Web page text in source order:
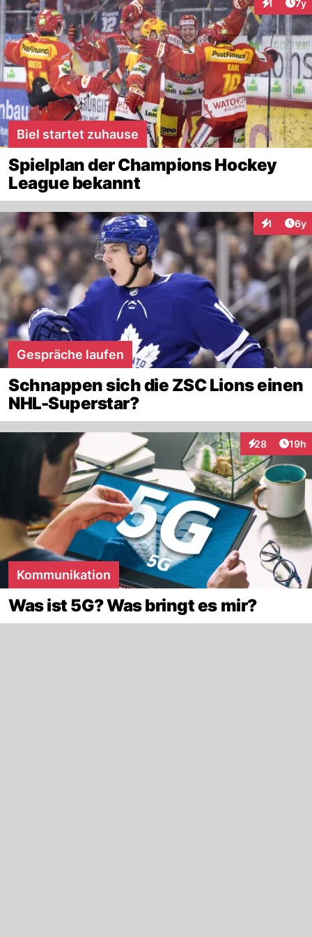
1 7y
Biel startet zuhause
Spielplan der Champions Hockey
League bekannt
1 6y
Gespräche laufen
Schnappen sich die ZSC Lions einen
NHL-Superstar?
28
Interaktionen
19h
Kommunikation
Was ist 5G? Was bringt es mir?